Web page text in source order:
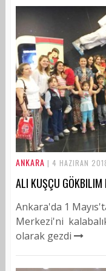
ANKARA | 4 HAZIRAN
ALI KUŞÇU GÖKBILIM
Ankara'da 1
Merkezi'ni
olarak gezdi